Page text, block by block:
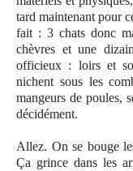
tard maintenant pour
fait : 3 chats donc
chèvres et une
officieux : loirs et
nichent sous les
mangeurs de poules,
décidément.
Allez. On se bouge
Ça grince dans les